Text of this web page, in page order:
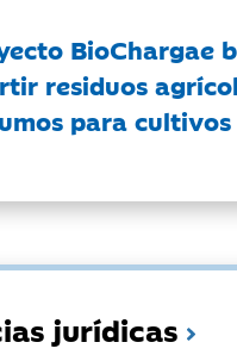
BioChargae
residuos
para cultivos
jurídicas